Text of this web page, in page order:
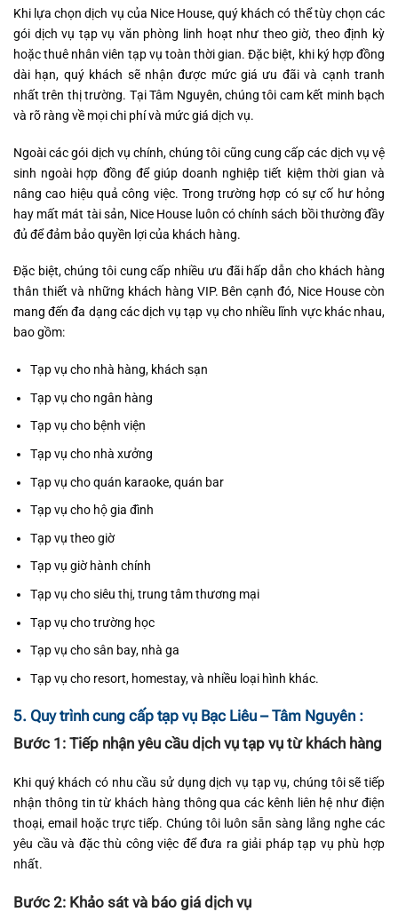
Khi lựa chọn dịch vụ của Nice House, quý khách có thể tùy chọn các
gói dịch vụ tạp vụ văn phòng linh hoạt như theo giờ, theo định kỳ
hoặc thuê nhân viên tạp vụ toàn thời gian. Đặc biệt, khi ký hợp đồng
dài hạn, quý khách sẽ nhận được mức giá ưu đãi và cạnh tranh
nhất trên thị trường. Tại Tâm Nguyên, chúng tôi cam kết minh bạch
và rõ ràng về mọi chi phí và mức giá dịch vụ.
Ngoài các gói dịch vụ chính, chúng tôi cũng cung cấp các dịch vụ vệ
sinh ngoài hợp đồng để giúp doanh nghiệp tiết kiệm thời gian và
nâng cao hiệu quả công việc. Trong trường hợp có sự cố hư hỏng
hay mất mát tài sản, Nice House luôn có chính sách bồi thường đầy
đủ để đảm bảo quyền lợi của khách hàng.
Đặc biệt, chúng tôi cung cấp nhiều ưu đãi hấp dẫn cho khách hàng
thân thiết và những khách hàng VIP. Bên cạnh đó, Nice House còn
mang đến đa dạng các dịch vụ tạp vụ cho nhiều lĩnh vực khác nhau,
bao gồm:
Tạp vụ cho nhà hàng, khách sạn
Tạp vụ cho ngân hàng
Tạp vụ cho bệnh viện
Tạp vụ cho nhà xưởng
Tạp vụ cho quán karaoke, quán bar
Tạp vụ cho hộ gia đình
Tạp vụ theo giờ
Tạp vụ giờ hành chính
Tạp vụ cho siêu thị, trung tâm thương mại
Tạp vụ cho trường học
Tạp vụ cho sân bay, nhà ga
Tạp vụ cho resort, homestay, và nhiều loại hình khác.
5. Quy trình cung cấp tạp vụ Bạc Liêu – Tâm Nguyên :
Bước 1: Tiếp nhận yêu cầu dịch vụ tạp vụ từ khách hàng
Khi quý khách có nhu cầu sử dụng dịch vụ tạp vụ, chúng tôi sẽ tiếp
nhận thông tin từ khách hàng thông qua các kênh liên hệ như điện
thoại, email hoặc trực tiếp. Chúng tôi luôn sẵn sàng lắng nghe các
yêu cầu và đặc thù công việc để đưa ra giải pháp tạp vụ phù hợp
nhất.
Bước 2: Khảo sát và báo giá dịch vụ